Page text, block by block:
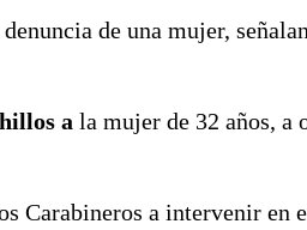
de una mujer,
a la mujer de 32 años, a
Carabineros a intervenir en